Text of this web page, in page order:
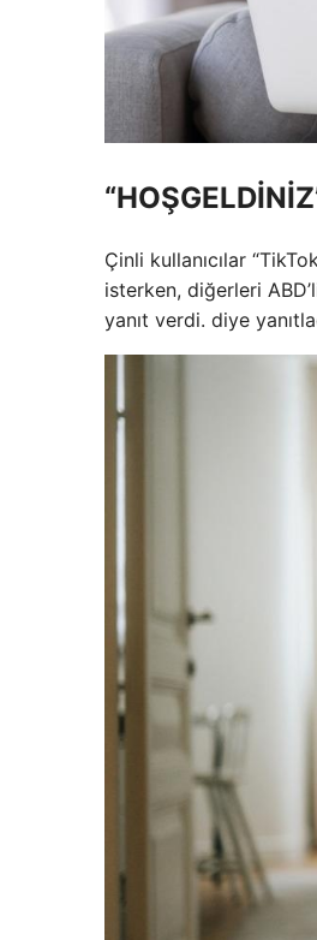
Çinli kullanıcılar
isterken, diğerleri
yanıt verdi. diye